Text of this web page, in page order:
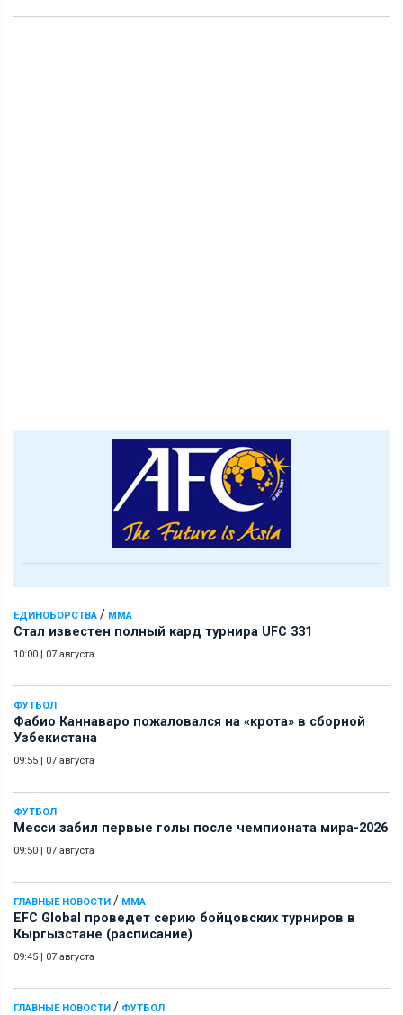
ЕДИНОБОРСТВА / ММА
Стал известен полный кард турнира UFC 331
10:00 | 07 августа
ФУТБОЛ
Фабио Каннаваро пожаловался на «крота» в сборной
Узбекистана
09:55 | 07 августа
ФУТБОЛ
Месси забил первые голы после чемпионата мира-2026
09:50 | 07 августа
ГЛАВНЫЕ НОВОСТИ / ММА
EFC Global проведет серию бойцовских турниров в
Кыргызстане (расписание)
09:45 | 07 августа
ГЛАВНЫЕ НОВОСТИ / ФУТБОЛ